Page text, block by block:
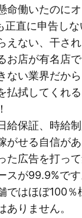
命働いたのに
正直に申告しな
えない、干さ
お店が有名店
ない業界だか
払拭してくれ
給保証、時給
がせる自信があ
た広告を打っ
スが99.9%です
ではほぼ100％
ありません。